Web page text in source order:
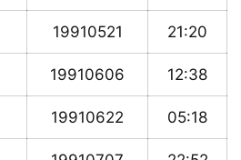
19910521 21:20
19910606 12:38
19910622 05:18